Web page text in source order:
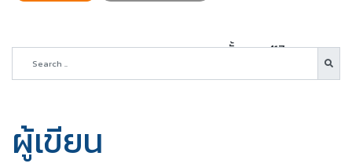
ทั้งหมด 417 บทความ
ผู้เขียน